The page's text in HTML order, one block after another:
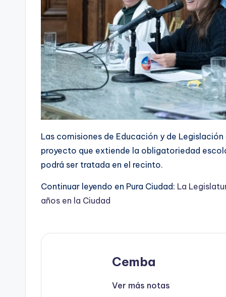
Las comisiones de Educación y de
proyecto que extiende la obligatoriedad
podrá ser tratada en el recinto.
Continuar leyendo en Pura Ciudad: La
años en la Ciudad
Cemba
Ver más notas